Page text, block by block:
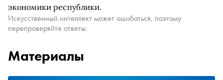
экономики республики.
Искусственный интеллект может ошибаться, поэтому
перепроверяйте ответы.
Материалы